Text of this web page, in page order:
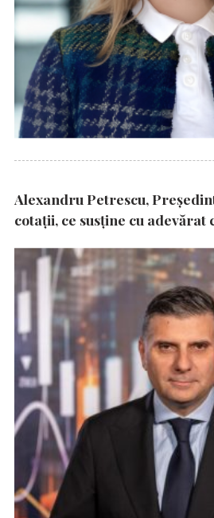
Alexandru Petrescu,
cotații, ce susține cu adevărat